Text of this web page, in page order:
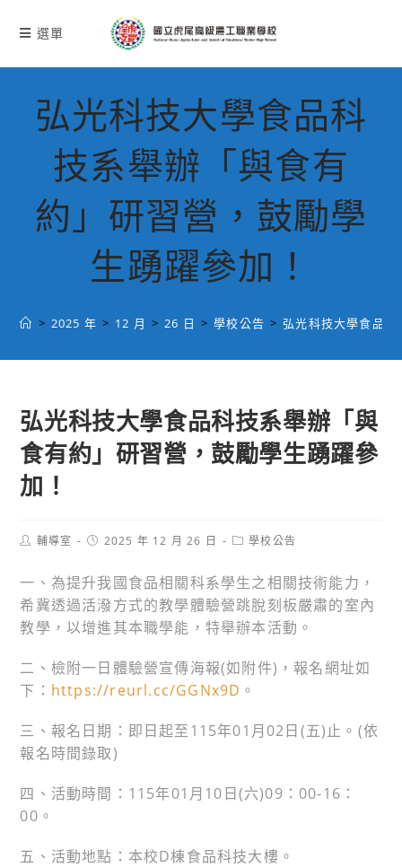
選單
弘光科技大學食品科
技系舉辦「與食有
約」研習營，鼓勵學
生踴躍參加！
> 2025 年 > 12 月 > 26 日 > 學校公告 > 弘光科技大學食品
弘光科技大學食品科技系舉辦「與
食有約」研習營，鼓勵學生踴躍參
加！
Post輔導室
Post2025 年 12 月 26 日
Post學校公告
一、為提升我國食品相關科系學生之相關技術能力，
希冀透過活潑方式的教學體驗營跳脫刻板嚴肅的室內
教學，以增進其本職學能，特舉辦本活動。
二、檢附一日體驗營宣傳海報(如附件)，報名網址如
下： https://reurl.cc/GGNx9D 。
三、報名日期：即日起至115年01月02日(五)止。(依
報名時間錄取)
四、活動時間：115年01月10日(六)09：00-16：
00。
五、活動地點：本校D棟食品科技大樓。